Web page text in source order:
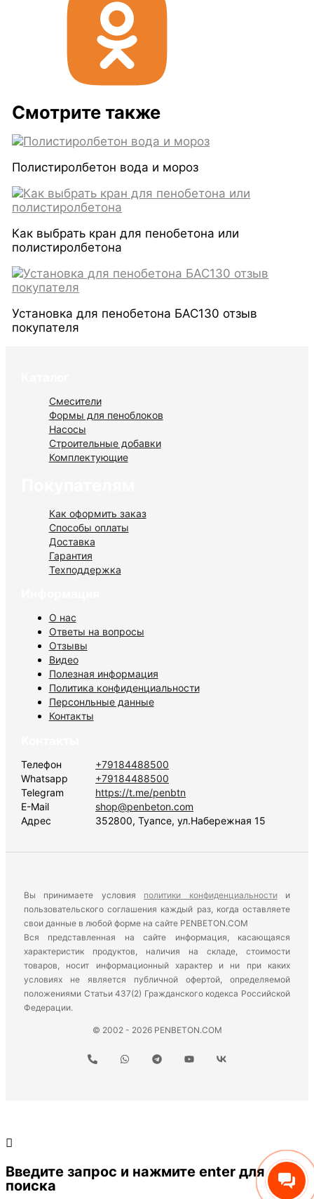
Смотрите также
Полистиролбетон вода и мороз
Как выбрать кран для пенобетона или
полистиролбетона
Установка для пенобетона БАС130 отзыв
покупателя
Смесители
Формы для пеноблоков
Насосы
Строительные добавки
Комплектующие
Как оформить заказ
Способы оплаты
Доставка
Гарантия
Техподдержка
О нас
Ответы на вопросы
Отзывы
Видео
Полезная информация
Политика конфиденциальности
Персонльные данные
Контакты
Телефон
+79184488500
Whatsapp
+79184488500
Telegram
https://t.me/penbtn
E-Mail
shop@penbeton.com
Адрес
352800, Туапсе, ул.Набережная 15
Вы принимаете условия политики конфиденциальностии
пользовательского соглашения каждый раз, когда оставляете
свои данные в любой форме на сайте PENBETON.COM
Вся представленная на сайте информация, касающаяся
характеристик продуктов, наличия на складе, стоимости
товаров, носит информационный характер и ни при каких
условиях не является публичной офертой, определяемой
положениями Статьи 437(2) Гражданского кодекса Российской
Федерации.
© 2002 - 2026 PENBETON.COM
Введите запрос и нажмите enter для
поиска